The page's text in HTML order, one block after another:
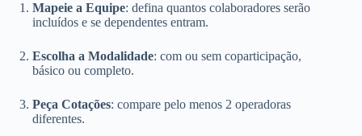
Mapeie a Equipe: defina quantos colaboradores serão
incluídos e se dependentes entram.
Escolha a Modalidade: com ou sem coparticipação,
básico ou completo.
Peça Cotações: compare pelo menos 2 operadoras
diferentes.